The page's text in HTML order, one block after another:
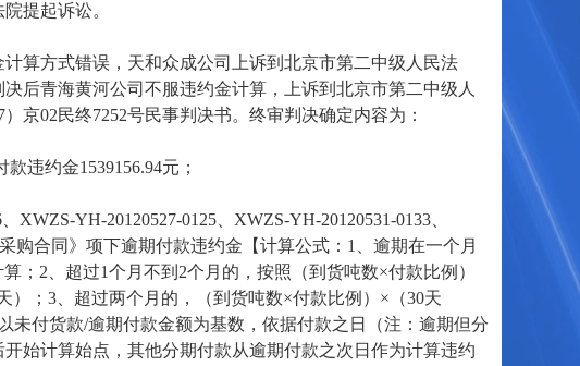
提起诉讼。
方式错误，天和众成公司上诉到北京市第二中级人民法
后青海黄河公司不服违约金计算，上诉到北京市第二中级人
京02民终7252号民事判决书。终审判决确定内容为：
违约金1539156.94元；
YH-20120527-0125、XWZS-YH-20120531-0133、
购合同》项下逾期付款违约金【计算公式：1、逾期在一个月
；2、超过1个月不到2个月的，按照（到货吨数×付款比例）
）；3、超过两个月的，（到货吨数×付款比例）×（30天
未付货款/逾期付款金额为基数，依据付款之日（注：逾期但分
始计算始点，其他分期付款从逾期付款之次日作为计算违约